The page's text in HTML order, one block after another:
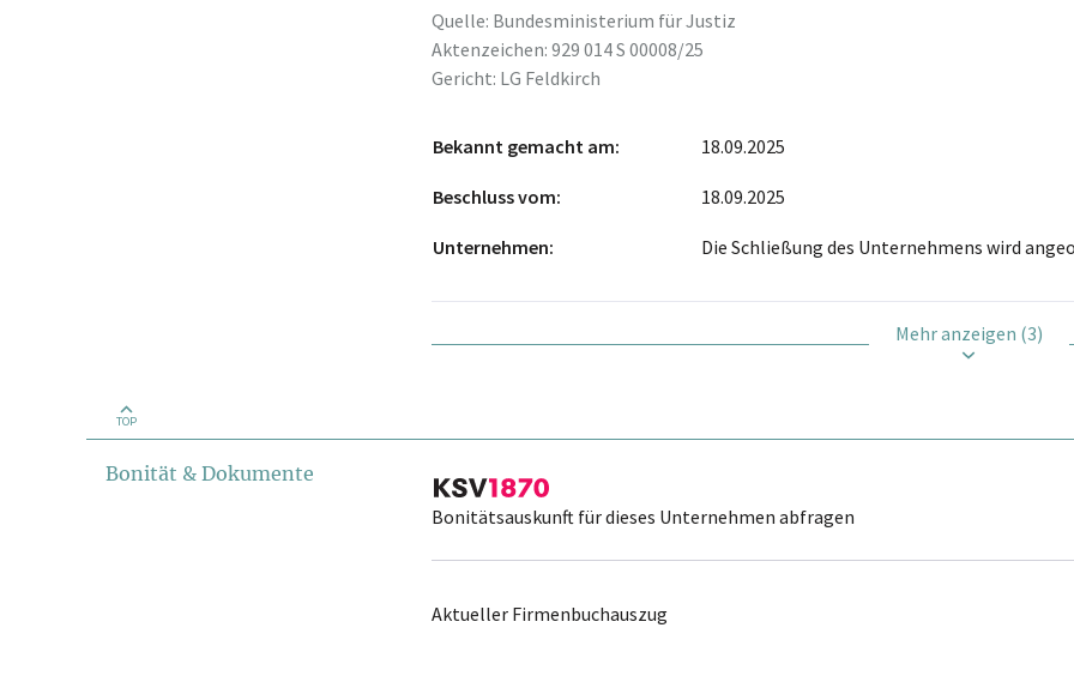
Quelle: Bundesministerium für Justiz
Aktenzeichen: 929 014 S 00008/25
Gericht: LG Feldkirch
Bekannt gemacht am 18.09.2025
Beschluss vom 18.09.2025
Unternehmen Die Schließung des Unternehmens wird
Mehr anzeigen (3)
TOP
Bonität & Dokumente
Bonitätsauskunft für dieses Unternehmen abfragen
Aktueller Firmenbuchauszug